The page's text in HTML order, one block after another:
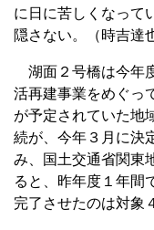
に日に苦しくなって
隠さない。（時吉達
湖面２号橋は今年
活再建事業をめぐっ
が予定されていた地
続が、今年３月に決
み、国土交通省関東
ると、昨年度１年間
完了させたのは対象